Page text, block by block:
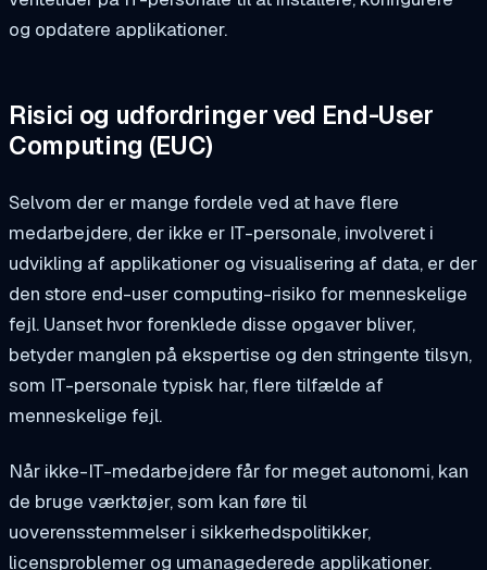
og opdatere applikationer.
Risici og udfordringer ved End-User
Computing (EUC)
Selvom der er mange fordele ved at have flere
medarbejdere, der ikke er IT-personale, involveret i
udvikling af applikationer og visualisering af data, er der
den store end-user computing-risiko for menneskelige
fejl. Uanset hvor forenklede disse opgaver bliver,
betyder manglen på ekspertise og den stringente tilsyn,
som IT-personale typisk har, flere tilfælde af
menneskelige fejl.
Når ikke-IT-medarbejdere får for meget autonomi, kan
de bruge værktøjer, som kan føre til
uoverensstemmelser i sikkerhedspolitikker,
licensproblemer og umanagederede applikationer.